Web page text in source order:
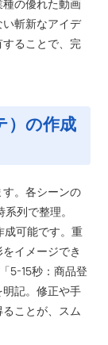
の優れた動画
斬新なアイデ
ることで、完
）の作成
。各シーンの
列で整理。
成可能です。重
イメージでき
5-15秒：商品登
記。修正や手
ことが、スム